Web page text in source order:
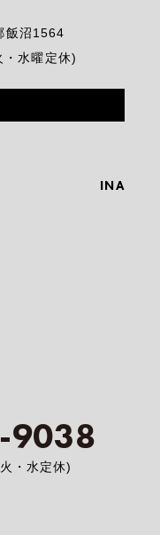
飯沼1564
水曜定休)
INA
9038
・水定休)